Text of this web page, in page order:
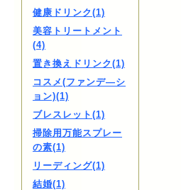
健康ドリンク(1)
美容トリートメント
(4)
置き換えドリンク(1)
コスメ(ファンデ―シ
ョン)(1)
ブレスレット(1)
掃除用万能スプレー
の素(1)
リーディング(1)
結婚(1)